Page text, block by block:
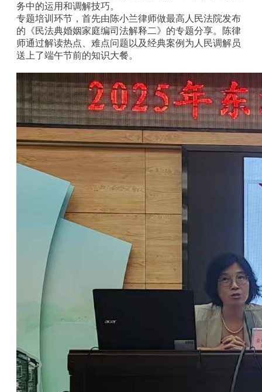
务中的运用和调解技巧。
专题培训环节，首先由陈小兰律师做最高人民法院发布
的《民法典婚姻家庭编司法解释二》的专题分享。陈律
师通过解读热点、难点问题以及经典案例为人民调解员
送上了端午节前的知识大餐。